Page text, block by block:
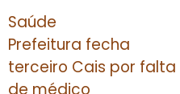
Saúde
Prefeitura fecha
terceiro Cais por falta